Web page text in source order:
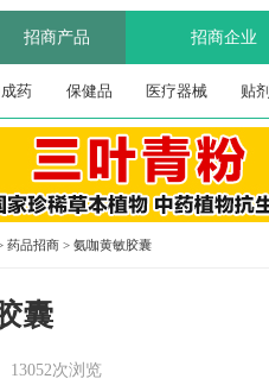
招商产品 招商企业
药 保健品 医疗器械 贴剂
药品招商 > 氨咖黄敏胶囊
囊
13052次浏览